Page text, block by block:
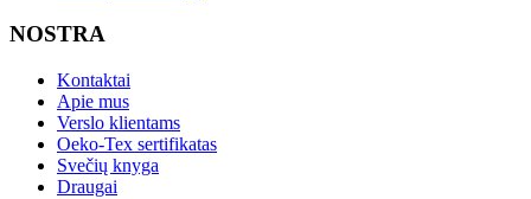
NOSTRA
Kontaktai
Apie mus
Verslo klientams
Oeko-Tex sertifikatas
Svečių knyga
Draugai